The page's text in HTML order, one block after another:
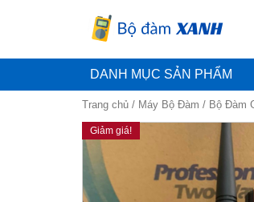
DANH MỤC SẢN PHẨM
Trang chủ / Máy Bộ Đàm / Bộ Đàm
Giảm giá!